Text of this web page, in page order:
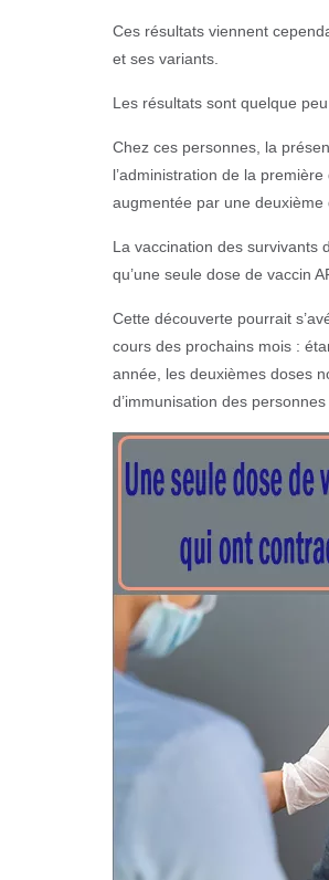
Ces résultats viennent
et ses variants.
Les résultats sont quelque
Chez ces personnes, la
l’administration de la
augmentée par une deuxième
La vaccination des survivants
qu’une seule dose de vaccin
Cette découverte pourrait
cours des prochains mois :
année, les deuxièmes doses
d’immunisation des